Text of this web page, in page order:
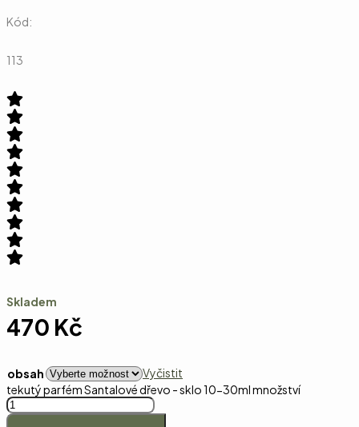
Kód:
113
Skladem
470 Kč
obsah
Vyčistit
tekutý parfém Santalové dřevo - sklo 10-30ml množství